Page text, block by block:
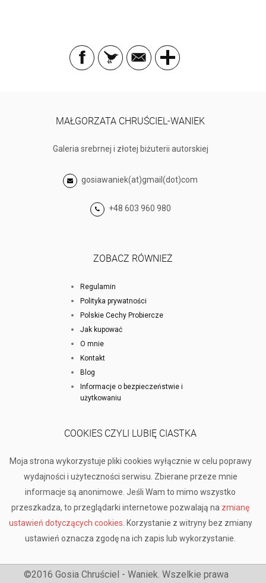
MAŁGORZATA CHRUŚCIEL-WANIEK
Galeria srebrnej i złotej biżuterii autorskiej
gosiawaniek(at)gmail(dot)com
+48 603 960 980
ZOBACZ RÓWNIEŻ
Regulamin
Polityka prywatności
Polskie Cechy Probiercze
Jak kupować
O mnie
Kontakt
Blog
Informacje o bezpieczeństwie i
użytkowaniu
COOKIES CZYLI LUBIĘ CIASTKA
Moja strona wykorzystuje pliki cookies wyłącznie w celu poprawy
wydajności i użyteczności serwisu. Zbierane przeze mnie
informacje są anonimowe. Jeśli Wam to mimo wszystko
przeszkadza, to przeglądarki internetowe pozwalają na zmianę
ustawień dotyczących cookies . Korzystanie z witryny bez zmiany
ustawień oznacza zgodę na ich zapis lub wykorzystanie.
©2016 Gosia Chruściel - Waniek. Wszelkie prawa